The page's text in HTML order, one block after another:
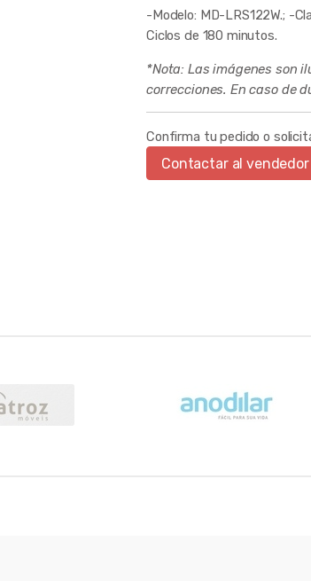
-Modelo: MD-LRS122W.; -
Ciclos de 180 minutos.
*Nota: Las imágenes son
correcciones. En caso de
Confirma tu pedido o
Contactar al vendedor